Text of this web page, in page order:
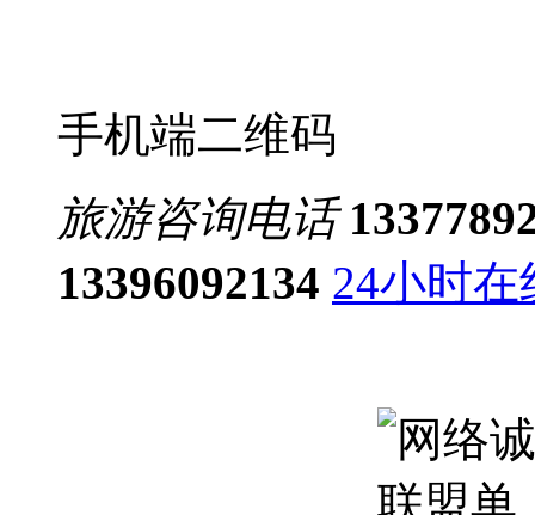
手机端二维码
旅游咨询电话
13396092134 24小时在